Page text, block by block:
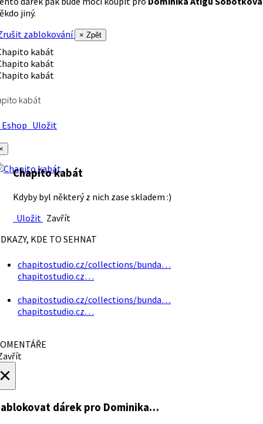
jiný.
zablokování
× Zpět
kabát
Uložit
Chapito kabát
Kdyby byl některý z nich zase skladem :)
Uložit Zavřít
KDE TO SEHNAT
chapitostudio.cz/collections/bunda…
chapitostudio.cz…
chapitostudio.cz/collections/bunda…
chapitostudio.cz…
dárek pro Dominika…